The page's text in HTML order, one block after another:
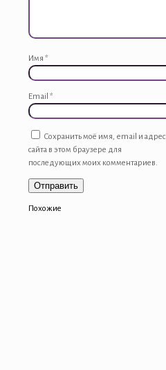
Имя *
Email *
Сохранить моё имя, email и адрес
сайта в этом браузере для
последующих моих комментариев.
Похожие